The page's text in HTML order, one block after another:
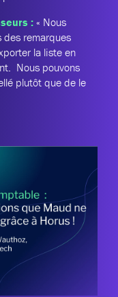
: « Nous
des remarques
la liste en
Nous pouvons
plutôt que de le